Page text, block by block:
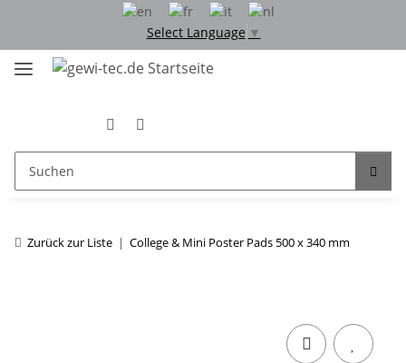
Select Language ▼
Zurück zur Liste College & Mini Poster Pads 500 x 340 mm